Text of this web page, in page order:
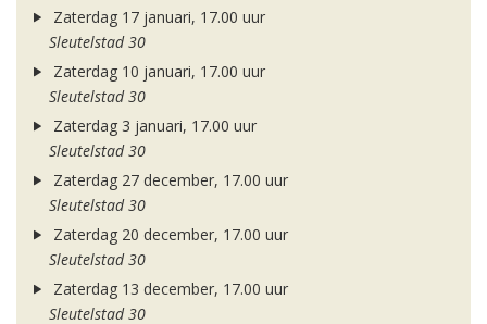
Zaterdag 17 januari, 17.00 uur
Sleutelstad 30
Zaterdag 10 januari, 17.00 uur
Sleutelstad 30
Zaterdag 3 januari, 17.00 uur
Sleutelstad 30
Zaterdag 27 december, 17.00 uur
Sleutelstad 30
Zaterdag 20 december, 17.00 uur
Sleutelstad 30
Zaterdag 13 december, 17.00 uur
Sleutelstad 30